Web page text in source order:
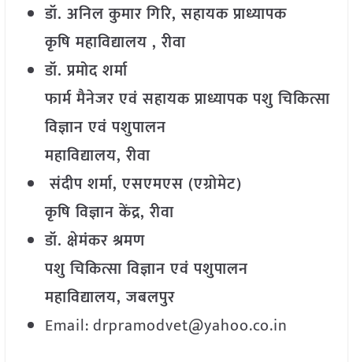
डॉ. अनिल कुमार गिरि, सहायक प्राध्यापक
कृषि महाविद्यालय , रीवा
डॉ. प्रमोद शर्मा
फार्म मैनेजर एवं सहायक प्राध्यापकपशु चिकित्सा
विज्ञान एवं पशुपालन
महाविद्यालय, रीवा
संदीप शर्मा, एसएमएस (एग्रोमेट)
कृषि विज्ञान केंद्र, रीवा
डॉ. क्षेमंकर श्रमण
पशु चिकित्सा विज्ञान एवं पशुपालन
महाविद्यालय, जबलपुर
Email: drpramodvet@yahoo.co.in